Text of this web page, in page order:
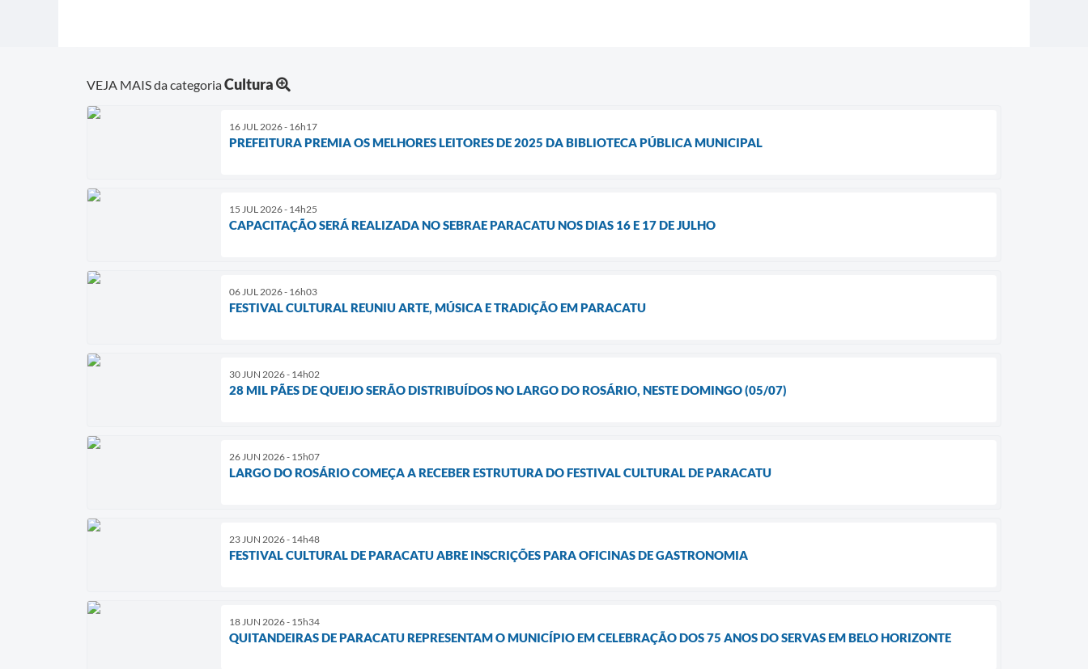
VEJA MAIS da categoriaCultura
16 JUL 2026 - 16h17
PREFEITURA PREMIA OS MELHORES LEITORES DE 2025 DA BIBLIOTECA PÚBLICA MUNICIPAL
15 JUL 2026 - 14h25
CAPACITAÇÃO SERÁ REALIZADA NO SEBRAE PARACATU NOS DIAS 16 E 17 DE JULHO
06 JUL 2026 - 16h03
FESTIVAL CULTURAL REUNIU ARTE, MÚSICA E TRADIÇÃO EM PARACATU
30 JUN 2026 - 14h02
28 MIL PÃES DE QUEIJO SERÃO DISTRIBUÍDOS NO LARGO DO ROSÁRIO, NESTE DOMINGO (05/07)
26 JUN 2026 - 15h07
LARGO DO ROSÁRIO COMEÇA A RECEBER ESTRUTURA DO FESTIVAL CULTURAL DE PARACATU
23 JUN 2026 - 14h48
FESTIVAL CULTURAL DE PARACATU ABRE INSCRIÇÕES PARA OFICINAS DE GASTRONOMIA
18 JUN 2026 - 15h34
QUITANDEIRAS DE PARACATU REPRESENTAM O MUNICÍPIO EM CELEBRAÇÃO DOS 75 ANOS DO SERVAS EM BELO HORIZONTE